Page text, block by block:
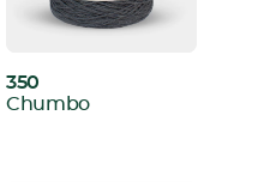
350
:Chumbo